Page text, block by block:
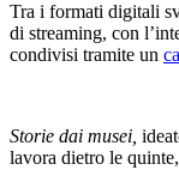
Tra i formati digitali
di streaming, con
condivisi tramite un
Storie dai musei,
lavora dietro le